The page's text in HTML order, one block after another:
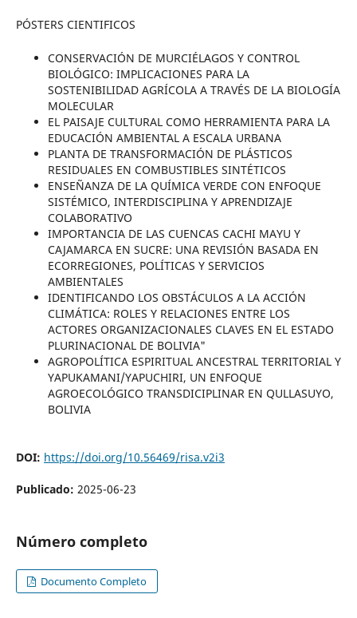
PÓSTERS CIENTIFICOS
CONSERVACIÓN DE MURCIÉLAGOS Y CONTROL
BIOLÓGICO: IMPLICACIONES PARA LA
SOSTENIBILIDAD AGRÍCOLA A TRAVÉS DE LA BIOLOGÍA
MOLECULAR
EL PAISAJE CULTURAL COMO HERRAMIENTA PARA LA
EDUCACIÓN AMBIENTAL A ESCALA URBANA
PLANTA DE TRANSFORMACIÓN DE PLÁSTICOS
RESIDUALES EN COMBUSTIBLES SINTÉTICOS
ENSEÑANZA DE LA QUÍMICA VERDE CON ENFOQUE
SISTÉMICO, INTERDISCIPLINA Y APRENDIZAJE
COLABORATIVO
IMPORTANCIA DE LAS CUENCAS CACHI MAYU Y
CAJAMARCA EN SUCRE: UNA REVISIÓN BASADA EN
ECORREGIONES, POLÍTICAS Y SERVICIOS
AMBIENTALES
IDENTIFICANDO LOS OBSTÁCULOS A LA ACCIÓN
CLIMÁTICA: ROLES Y RELACIONES ENTRE LOS
ACTORES ORGANIZACIONALES CLAVES EN EL ESTADO
PLURINACIONAL DE BOLIVIA"
AGROPOLÍTICA ESPIRITUAL ANCESTRAL TERRITORIAL Y
YAPUKAMANI/YAPUCHIRI, UN ENFOQUE
AGROECOLÓGICO TRANSDICIPLINAR EN QULLASUYO,
BOLIVIA
DOI: https://doi.org/10.56469/risa.v2i3
Publicado: 2025-06-23
Número completo
Documento Completo